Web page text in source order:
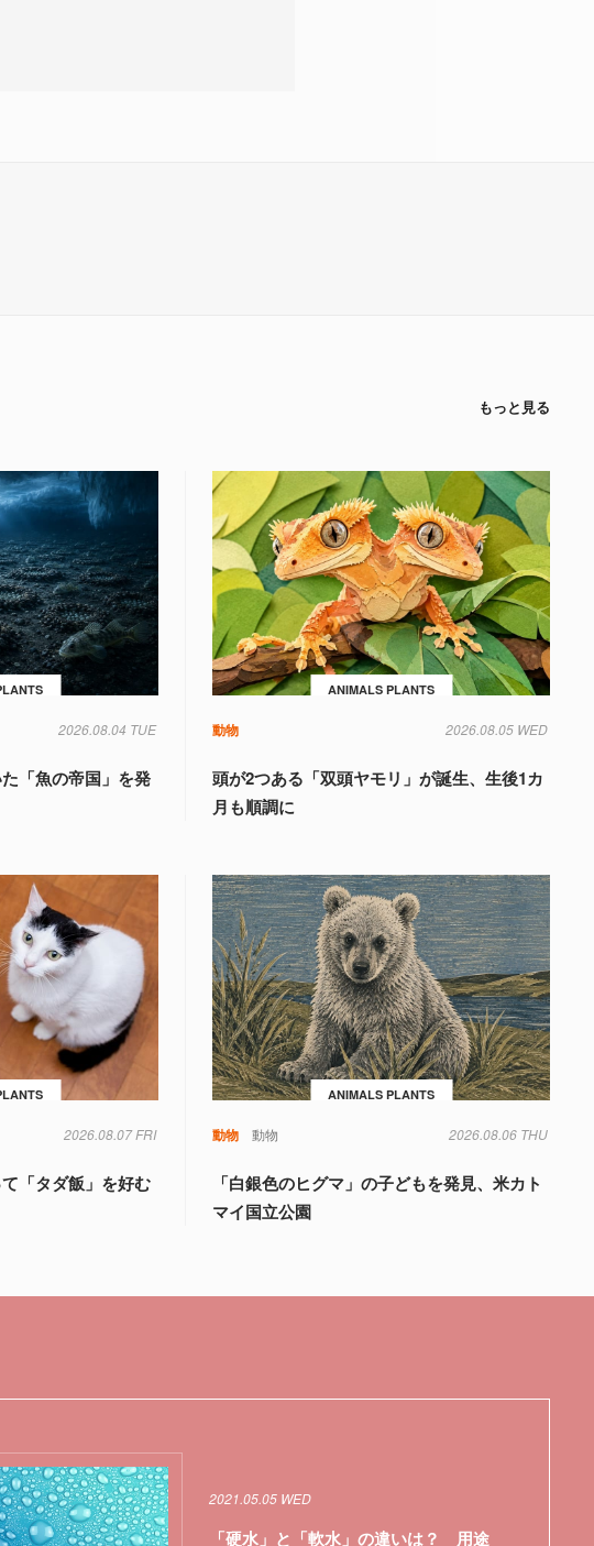
もっと見る
2026.08.04 TUE
「魚の帝国」を発
ANIMALS PLANTS
動物 2026.08.05 WED
頭が2つある「双頭ヤモリ」が誕生、生後1カ
月も順調に
2026.08.07 FRI
「タダ飯」を好む
ANIMALS PLANTS
動物 動物 2026.08.06 THU
「白銀色のヒグマ」の子どもを発見、米カト
マイ国立公園
2021.05.05 WED
「硬水」と「軟水」の違いは？ 用途